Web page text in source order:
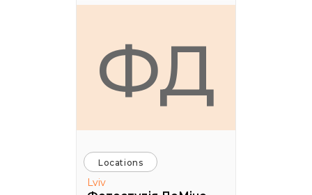
ФД
Locations
Lviv